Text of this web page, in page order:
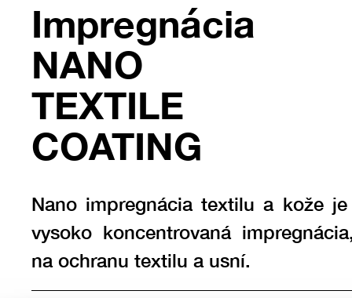
Impregnácia
NANO
TEXTILE
COATING
Nano impregnácia textilu a kože
vysoko koncentrovaná
na ochranu textilu a usní.